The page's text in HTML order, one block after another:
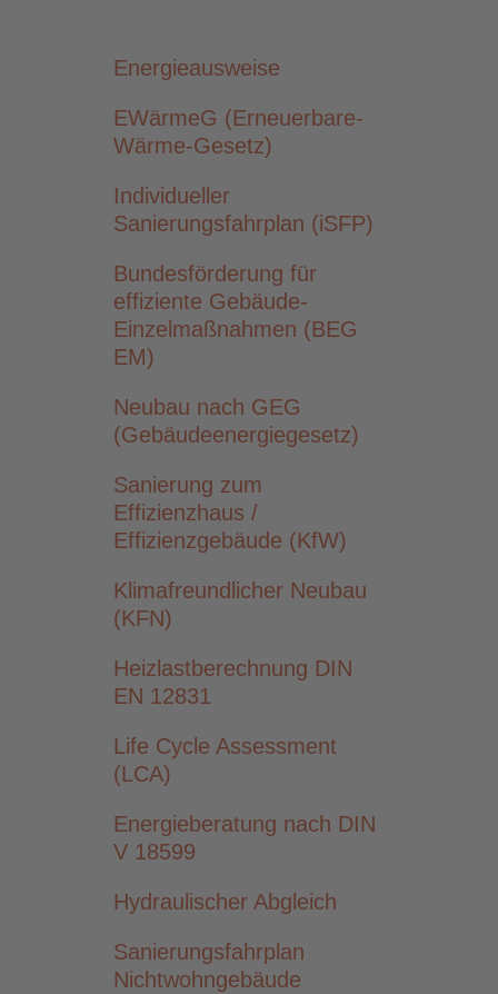
Energieausweise
EWärmeG (Erneuerbare-
Wärme-Gesetz)
Individueller
Sanierungsfahrplan (iSFP)
Bundesförderung für
effiziente Gebäude-
Einzelmaßnahmen (BEG
EM)
Neubau nach GEG
(Gebäudeenergiegesetz)
Sanierung zum
Effizienzhaus /
Effizienzgebäude (KfW)
Klimafreundlicher Neubau
(KFN)
Heizlastberechnung DIN
EN 12831
Life Cycle Assessment
(LCA)
Energieberatung nach DIN
V 18599
Hydraulischer Abgleich
Sanierungsfahrplan
Nichtwohngebäude